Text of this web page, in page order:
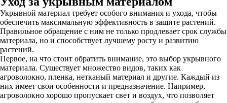
Укрывной материал требует особого внимания и ухода, чтобы
обеспечить максимальную эффективность в защите растений.
Правильное обращение с ним не только продлевает срок службы
материала, но и способствует лучшему росту и развитию
растений.
Первое, на что стоит обратить внимание, это выбор укрывного
материала. Существует множество видов, таких как
агроволокно, пленка, нетканый материал и другие. Каждый из
них имеет свои особенности и предназначение. Например,
агроволокно хорошо пропускает свет и воздух, что позволяет